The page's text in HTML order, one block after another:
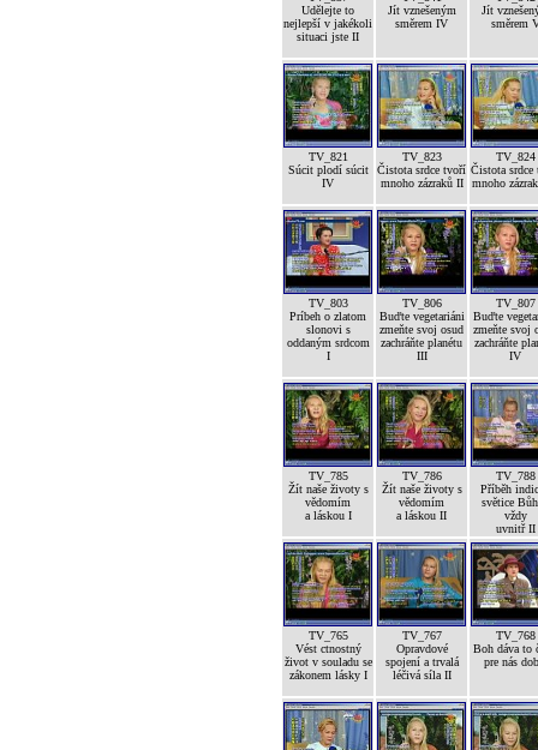
Udělejte to
nejlepší v jakékoli
situaci jste II
Jít vznešeným
směrem IV
Jít
směrem
TV_821
Súcit plodí súcit
IV
TV_823
Čistota srdce tvoří
mnoho zázraků II
TV_824
Čistota srdce
mnoho
TV_803
Príbeh o zlatom
slonovi s
oddaným srdcom
I
TV_806
Buďte vegetariáni
zmeňte svoj osud
zachráňte planétu
III
TV_807
Buďte
zmeňte svoj
zachráňte
IV
TV_785
Žít naše životy s
vědomím
a láskou I
TV_786
Žít naše životy s
vědomím
a láskou II
TV_788
Příběh
světice
vždy
uvnitř II
TV_765
Vést ctnostný
život v souladu se
zákonem lásky I
TV_767
Opravdové
spojení a trvalá
léčivá síla II
TV_768
Boh dáva to
pre nás